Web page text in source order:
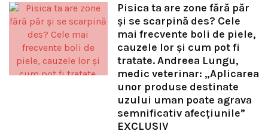
Pisica ta are zone fără păr
și se scarpină des? Cele
mai frecvente boli de piele,
cauzele lor și cum pot fi
tratate. Andreea Lungu,
medic veterinar: „Aplicarea
unor produse destinate
uzului uman poate agrava
semnificativ afecțiunile”
EXCLUSIV